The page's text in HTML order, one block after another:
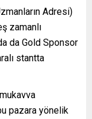
Adresi)
zamanlı
da Gold Sponsor
stantta
pazara yönelik